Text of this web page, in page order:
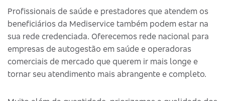
Profissionais de saúde e prestadores que atendem os
beneficiários da Mediservice também podem estar na
sua rede credenciada. Oferecemos rede nacional para
empresas de autogestão em saúde e operadoras
comerciais de mercado que querem ir mais longe e
tornar seu atendimento mais abrangente e completo.